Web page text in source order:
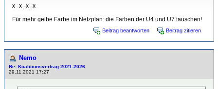
x--x--x--x
Für mehr gelbe Farbe im Netzplan: die Farben der U4 und U7 tauschen!
Beitrag beantworten Beitrag zitieren
Nemo
Re: Koalitionsvertrag 2021-2026
29.11.2021 17:27